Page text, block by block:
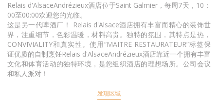
Relais d'AlsaceAndrézieux酒店位于Saint Galmier，每周7天，10：
00至00:00欢迎您的光临。
这是另一代啤酒厂！ Relais d'Alsace酒店拥有丰富而精心的装饰世
界，注重细节，色彩温暖，材料高贵。独特的氛围，其特点是热，
CONVIVIALITY和真实性。使用“MAITRE RESTAURATEUR”标签保
证优质的自制烹饪Relais d'AlsaceAndrézieux酒店靠近一个拥有丰富
文化和体育活动的独特环境，是您组织酒店的理想场所。公司会议
和私人派对！
发现区域